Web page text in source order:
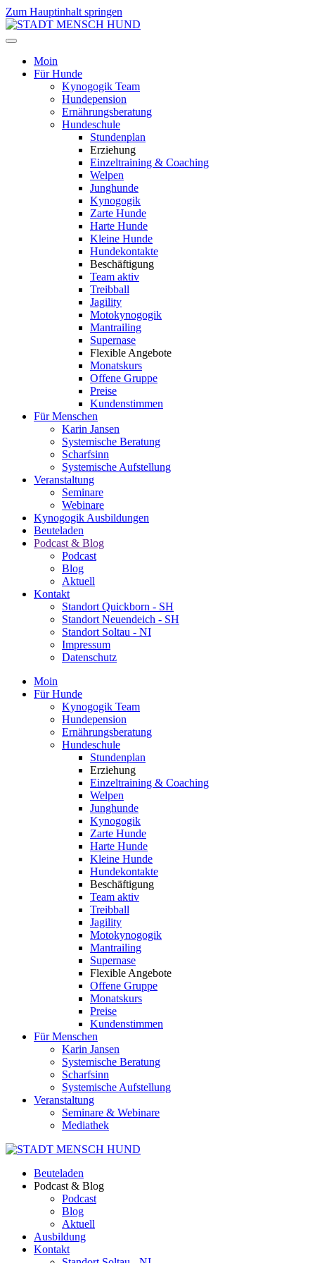
Zum Hauptinhalt springen
Moin
Für Hunde
Kynogogik Team
Hundepension
Ernährungsberatung
Hundeschule
Stundenplan
Erziehung
Einzeltraining & Coaching
Welpen
Junghunde
Kynogogik
Zarte Hunde
Harte Hunde
Kleine Hunde
Hundekontakte
Beschäftigung
Team aktiv
Treibball
Jagility
Motokynogogik
Mantrailing
Supernase
Flexible Angebote
Monatskurs
Offene Gruppe
Preise
Kundenstimmen
Für Menschen
Karin Jansen
Systemische Beratung
Scharfsinn
Systemische Aufstellung
Veranstaltung
Seminare
Webinare
Kynogogik Ausbildungen
Beuteladen
Podcast & Blog
Podcast
Blog
Aktuell
Kontakt
Standort Quickborn - SH
Standort Neuendeich - SH
Standort Soltau - NI
Impressum
Datenschutz
Moin
Für Hunde
Kynogogik Team
Hundepension
Ernährungsberatung
Hundeschule
Stundenplan
Erziehung
Einzeltraining & Coaching
Welpen
Junghunde
Kynogogik
Zarte Hunde
Harte Hunde
Kleine Hunde
Hundekontakte
Beschäftigung
Team aktiv
Treibball
Jagility
Motokynogogik
Mantrailing
Supernase
Flexible Angebote
Offene Gruppe
Monatskurs
Preise
Kundenstimmen
Für Menschen
Karin Jansen
Systemische Beratung
Scharfsinn
Systemische Aufstellung
Veranstaltung
Seminare & Webinare
Mediathek
Beuteladen
Podcast & Blog
Podcast
Blog
Aktuell
Ausbildung
Kontakt